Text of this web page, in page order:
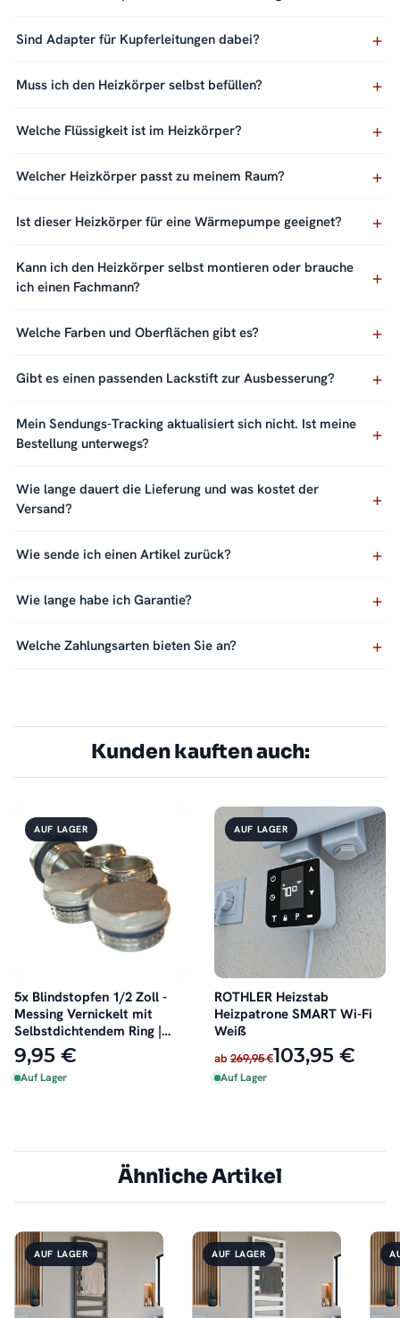
Sind Adapter für Kupferleitungen dabei?
Muss ich den Heizkörper selbst befüllen?
Welche Flüssigkeit ist im Heizkörper?
Welcher Heizkörper passt zu meinem Raum?
Ist dieser Heizkörper für eine Wärmepumpe geeignet?
Kann ich den Heizkörper selbst montieren oder brauche
ich einen Fachmann?
Welche Farben und Oberflächen gibt es?
Gibt es einen passenden Lackstift zur Ausbesserung?
Mein Sendungs-Tracking aktualisiert sich nicht. Ist meine
Bestellung unterwegs?
Wie lange dauert die Lieferung und was kostet der
Versand?
Wie sende ich einen Artikel zurück?
Wie lange habe ich Garantie?
Welche Zahlungsarten bieten Sie an?
Kunden kauften auch:
AUF LAGER
5x Blindstopfen 1/2 Zoll -
Messing Vernickelt mit
Selbstdichtendem Ring |
Korrosionsbeständig
9,95 €
Auf Lager
AUF LAGER
ROTHLER Heizstab
Heizpatrone SMART Wi-Fi
Weiß
ab 269,95 €103,95 €
Auf Lager
Ähnliche Artikel
AUF LAGER AUF LAGER